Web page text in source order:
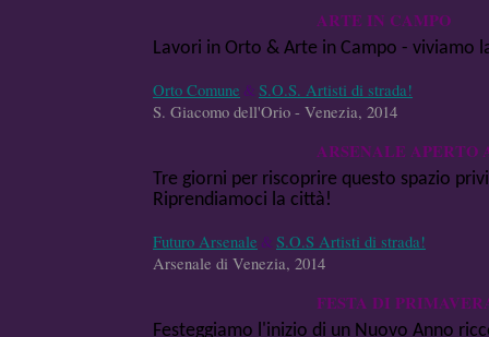
ARTE IN CAMPO
Lavori in Orto & Arte in Campo - viviamo
Orto Comune & S.O.S. Artisti di strada!
S. Giacomo dell'Orio - Venezia, 2014
ARSENALE
Tre giorni per riscoprire questo spazio
Riprendiamoci la città!
Futuro Arsenale & S.O.S Artisti di strada!
Arsenale di Venezia, 2014
FESTA DI
Festeggiamo l'inizio di un Nuovo Anno